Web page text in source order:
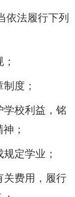
依法履行下列
度；
学校利益，铭
；
定学业；
关费用，履行